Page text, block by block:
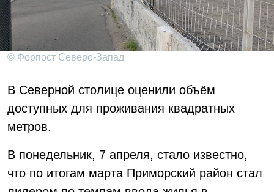
© Форпост Северо-Запад
В Северной столице оценили объём
доступных для проживания квадратных
метров.
В понедельник, 7 апреля, стало известно,
что по итогам марта Приморский район стал